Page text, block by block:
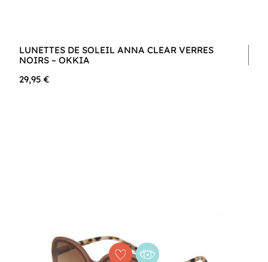
LUNETTES DE SOLEIL ANNA CLEAR VERRES
NOIRS – OKKIA
29,95 €